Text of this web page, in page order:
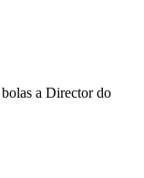
a Director do